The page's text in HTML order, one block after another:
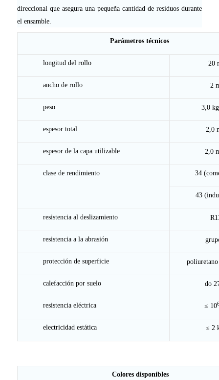
direccional que asegura una pequeña cantidad de residuos durante
el ensamble.
Parámetros técnicos
longitud del rollo 20
ancho de rollo 2
peso 3,0
espesor total 2,0
espesor de la capa utilizable 2,0
clase de rendimiento 34
43
resistencia al deslizamiento
resistencia a la abrasión
protección de superficie
calefacción por suelo do
resistencia eléctrica ≤ 10
electricidad estática ≤ 2
Colores disponibles